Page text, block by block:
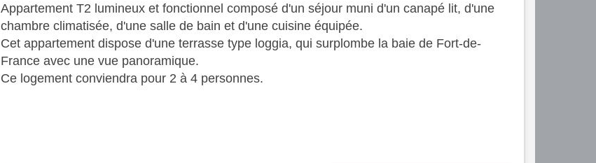
Appartement T2 lumineux et fonctionnel composé d'un séjour muni d'un canapé lit, d'une
chambre climatisée, d'une salle de bain et d'une cuisine équipée.
​ Cet appartement dispose d'une terrasse type loggia, qui surplombe la baie de Fort-de-
France avec une vue panoramique.
​ Ce logement conviendra pour 2 à 4 personnes.